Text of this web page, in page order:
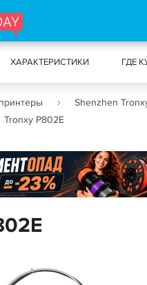
3D-СКАНЕРЫ
ХАРАКТЕРИСТИКИ ГДЕ
Shenzhen
Tronxy P802E